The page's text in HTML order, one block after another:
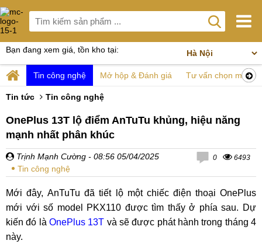
Bạn đang xem giá, tồn kho tại:
Tin công nghệ Mở hộp & Đánh giá Tư vấn chọn mua
Tin tức Tin công nghệ
OnePlus 13T lộ điểm AnTuTu khủng, hiệu năng
mạnh nhất phân khúc
Trịnh Mạnh Cường - 08:56 05/04/2025
Tin công nghệ
0 6493
Mới đây, AnTuTu đã tiết lộ một chiếc điện thoại OnePlus
mới với số model PKX110 được tìm thấy ở phía sau. Dự
kiến ​​đó là OnePlus 13T và sẽ được phát hành trong tháng 4
này.